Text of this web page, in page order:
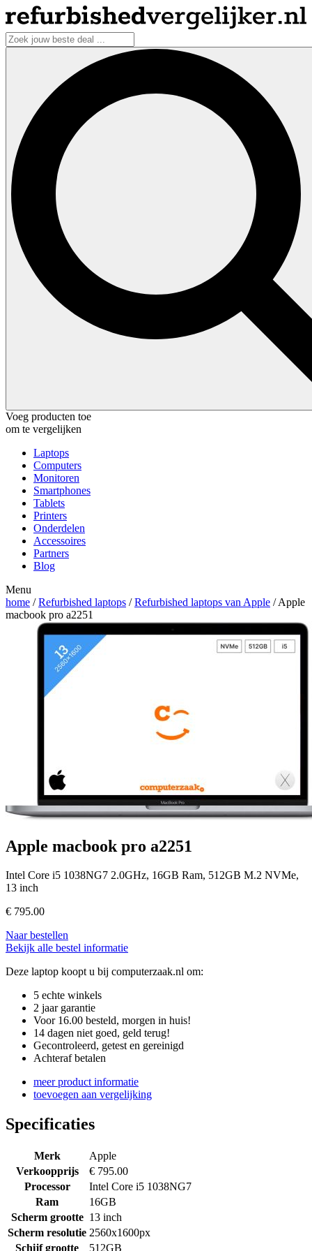
Voeg producten toe
om te vergelijken
Laptops
Computers
Monitoren
Smartphones
Tablets
Printers
Onderdelen
Accessoires
Partners
Blog
Menu
home /Refurbished laptops /Refurbished laptops van Apple / Apple
macbook pro a2251
Apple macbook pro a2251
Intel Core i5 1038NG7 2.0GHz, 16GB Ram, 512GB M.2 NVMe,
13 inch
€ 795.00
Naar bestellen
Bekijk alle bestel informatie
Deze laptop koopt u bij computerzaak.nl om:
5 echte winkels
2 jaar garantie
Voor 16.00 besteld, morgen in huis!
14 dagen niet goed, geld terug!
Gecontroleerd, getest en gereinigd
Achteraf betalen
meer product informatie
toevoegen aan vergelijking
Specificaties
Merk
Apple
Verkoopprijs
€ 795.00
Processor
Intel Core i5 1038NG7
Ram
16GB
Scherm grootte 13 inch
Scherm resolutie 2560x1600px
Schijf grootte
512GB